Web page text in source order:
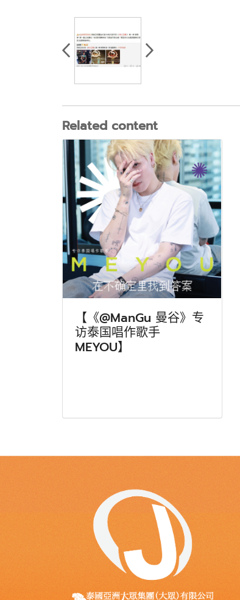
Related content
【《@ManGu 曼谷》专
访泰国唱作歌手
MEYOU】